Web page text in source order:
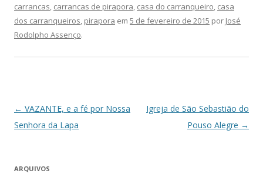
carrancas carrancas de pirapora casa do carranqueiro casa
dos carranqueiros pirapora em 5 de fevereiro de 2015 por José
Rodolpho Assenço.
Navegação
de
← VAZANTE, e a fé por Nossa
Senhora da Lapa
Igreja de São Sebastião do
Pouso Alegre →
ARQUIVOS